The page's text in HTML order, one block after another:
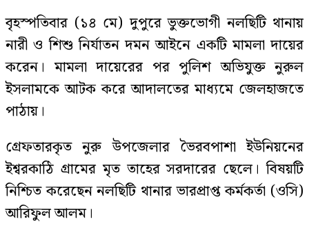
বৃহস্পতিবার (১৪ মে) দুপুরে ভুক্তভোগী নলছিটি থানায়
নারী ও শিশু নির্যাতন দমন আইনে একটি মামলা দায়ের
করেন। মামলা দায়েরের পর পুলিশ অভিযুক্ত নুরুল
ইসলামকে আটক করে আদালতের মাধ্যমে জেলহাজতে
পাঠায়।
গ্রেফতারকৃত নুরু উপজেলার ভৈরবপাশা ইউনিয়নের
ইশ্বরকাঠি গ্রামের মৃত তাহের সরদারের ছেলে। বিষয়টি
নিশ্চিত করেছেন নলছিটি থানার ভারপ্রাপ্ত কর্মকর্তা (ওসি)
আরিফুল আলম।